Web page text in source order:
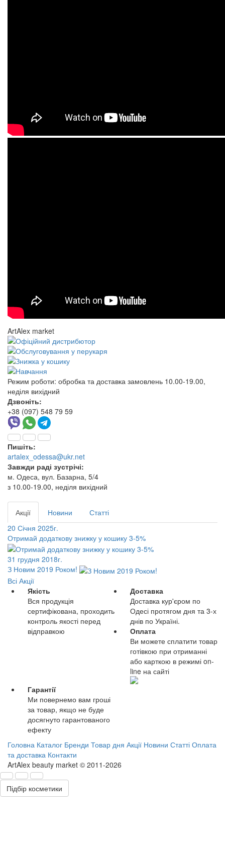
ArtAlex market
Режим роботи: обробка та доставка замовлень 10.00-19.00,
неділя вихідний
Дзвоніть:
+38 (097) 548 79 59
Пишіть:
artalex_odessa@ukr.net
Завжди раді зустрічі:
м. Одеса, вул. Базарна, 5/4
з 10.00-19.00, неділя вихідний
Акції Новини
Статті
20 Січня 2025г.
Отримай додаткову знижку у кошику 3-5%
31 грудня 2018г.
З Новим 2019 Роком!
Всі Акції
Якість
Вся продукція
сертифікована, проходить
контроль якості перед
відправкою
Доставка
Доставка кур'єром по
Одесі протягом дня та 3-х
днів по Україні.
Оплата
Ви можете сплатити товар
готівкою при отриманні
або карткою в режимі on-
line на сайті
Гарантії
Ми повернемо вам гроші
за товар, якщо не буде
досягнуто гарантованого
ефекту
Головна Каталог Бренди Товар дня Акції Новини Статті Оплата
та доставка Контакти
ArtAlex beauty market © 2011-2026
Підбір косметики